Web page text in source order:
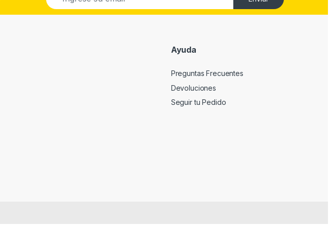
m
a
Ayuda
Preguntas Frecuentes
Devoluciones
Seguir tu Pedido